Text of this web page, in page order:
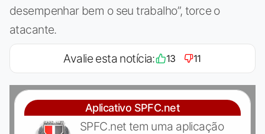
desempenhar bem o seu trabalho”, torce o
atacante.
Avalie esta notícia: 13 11
Aplicativo SPFC.net
SPFC.net tem uma aplicação